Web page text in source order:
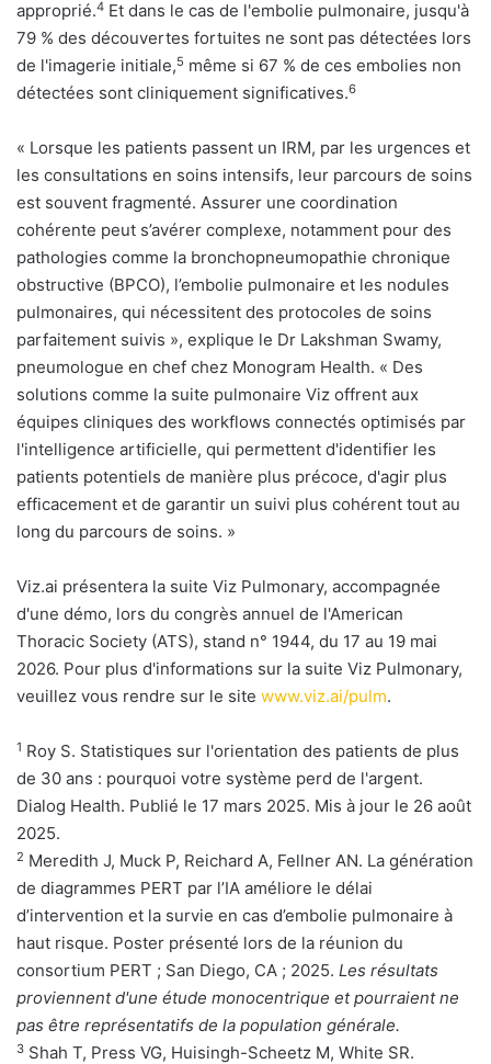
approprié.4 Et dans le cas de l'embolie pulmonaire, jusqu'à
79 % des découvertes fortuites ne sont pas détectées lors
de l'imagerie initiale,5 même si 67 % de ces embolies non
détectées sont cliniquement significatives.6
« Lorsque les patients passent un IRM, par les urgences et
les consultations en soins intensifs, leur parcours de soins
est souvent fragmenté. Assurer une coordination
cohérente peut s’avérer complexe, notamment pour des
pathologies comme la bronchopneumopathie chronique
obstructive (BPCO), l’embolie pulmonaire et les nodules
pulmonaires, qui nécessitent des protocoles de soins
parfaitement suivis », explique le Dr Lakshman Swamy,
pneumologue en chef chez Monogram Health. « Des
solutions comme la suite pulmonaire Viz offrent aux
équipes cliniques des workflows connectés optimisés par
l'intelligence artificielle, qui permettent d'identifier les
patients potentiels de manière plus précoce, d'agir plus
efficacement et de garantir un suivi plus cohérent tout au
long du parcours de soins. »
Viz.ai présentera la suite Viz Pulmonary, accompagnée
d'une démo, lors du congrès annuel de l'American
Thoracic Society (ATS), stand n° 1944, du 17 au 19 mai
2026. Pour plus d'informations sur la suite Viz Pulmonary,
veuillez vous rendre sur le site www.viz.ai/pulm.
1 Roy S. Statistiques sur l'orientation des patients de plus
de 30 ans : pourquoi votre système perd de l'argent.
Dialog Health. Publié le 17 mars 2025. Mis à jour le 26 août
2025.
2 Meredith J, Muck P, Reichard A, Fellner AN. La génération
de diagrammes PERT par l’IA améliore le délai
d’intervention et la survie en cas d’embolie pulmonaire à
haut risque. Poster présenté lors de la réunion du
consortium PERT ; San Diego, CA ; 2025. Les résultats
proviennent d'une étude monocentrique et pourraient ne
pas être représentatifs de la population générale.
3 Shah T, Press VG, Huisingh-Scheetz M, White SR.